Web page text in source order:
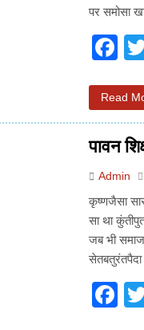
पर समोसा
Read
पावन
Admin
कृष्णजैसा
सा था
जब भी समाज
सेतबतुरंतपैदा